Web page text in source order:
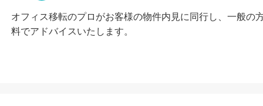
オフィス移転のプロがお客様の物件内見に同行し、一般の
料でアドバイスいたします。